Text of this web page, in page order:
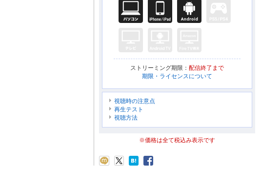
ストリーミング期限： 配信終了まで
期限・ライセンスについて
視聴時の注意点
再生テスト
視聴方法
※価格は全て税込み表示です